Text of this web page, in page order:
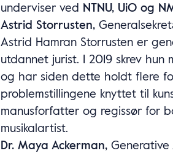
underviser ved NTNU, UiO og
Astrid Storrusten,
Astrid Hamran Storrusten er
utdannet jurist. I 2019 skrev
og har siden dette holdt flere
problemstillingene knyttet til
manusforfatter og regissør for
musikalartist.
Dr. Maya Ackerman, Generative